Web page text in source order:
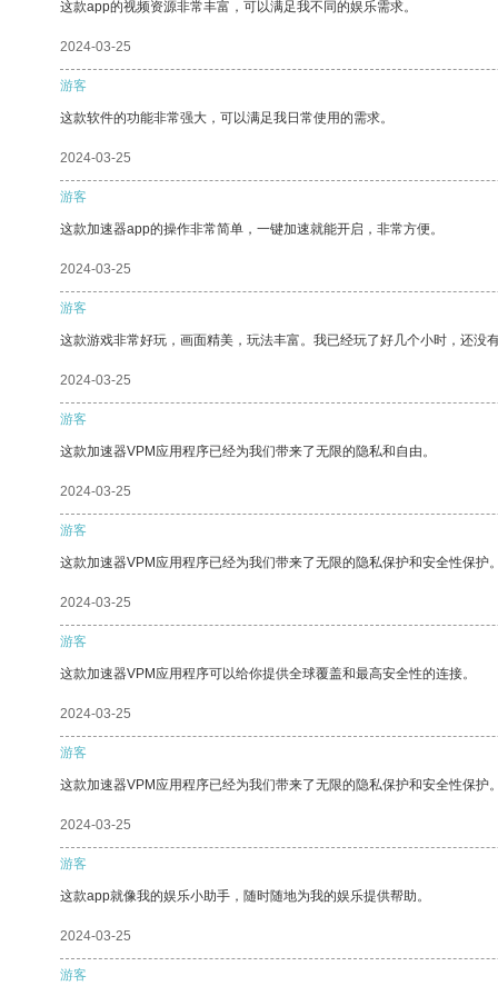
这款app的视频资源非常丰富，可以满足我不同的娱乐需求。
2024-03-25
游客
这款软件的功能非常强大，可以满足我日常使用的需求。
2024-03-25
游客
这款加速器app的操作非常简单，一键加速就能开启，非常方便。
2024-03-25
游客
这款游戏非常好玩，画面精美，玩法丰富。我已经玩了好几个小时，还没
2024-03-25
游客
这款加速器VPM应用程序已经为我们带来了无限的隐私和自由。
2024-03-25
游客
这款加速器VPM应用程序已经为我们带来了无限的隐私保护和安全性保护
2024-03-25
游客
这款加速器VPM应用程序可以给你提供全球覆盖和最高安全性的连接。
2024-03-25
游客
这款加速器VPM应用程序已经为我们带来了无限的隐私保护和安全性保护
2024-03-25
游客
这款app就像我的娱乐小助手，随时随地为我的娱乐提供帮助。
2024-03-25
游客